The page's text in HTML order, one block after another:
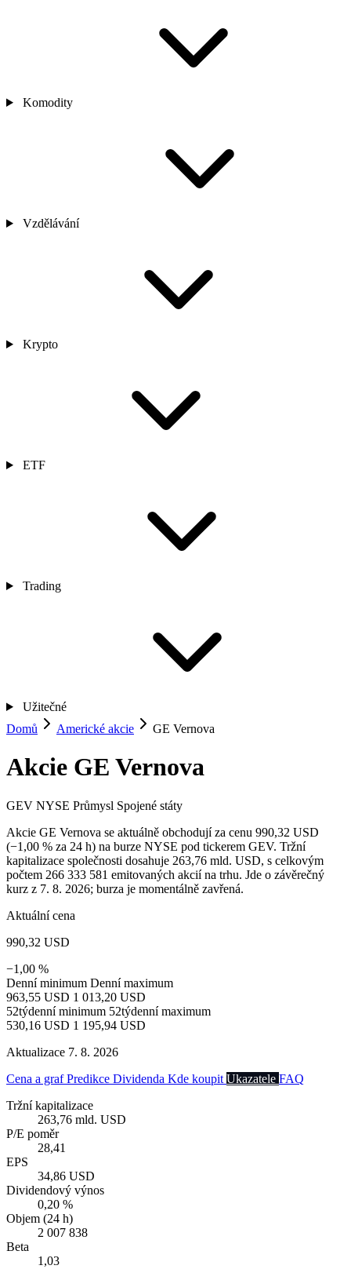
Komodity
Vzdělávání
Krypto
ETF
Trading
Užitečné
Domů
Americké akcie GE Vernova
Akcie GE Vernova
GEV NYSE Průmysl Spojené státy
Akcie GE Vernova se aktuálně obchodují za cenu 990,32 USD
(−1,00 % za 24 h) na burze NYSE pod tickerem GEV. Tržní
kapitalizace společnosti dosahuje 263,76 mld. USD, s celkovým
počtem 266 333 581 emitovaných akcií na trhu. Jde o závěrečný
kurz z 7. 8. 2026; burza je momentálně zavřená.
Aktuální cena
990,32 USD
−1,00 %
Denní minimum Denní maximum
963,55 USD 1 013,20 USD
52týdenní minimum 52týdenní maximum
530,16 USD 1 195,94 USD
Aktualizace 7. 8. 2026
Cena a grafPredikce Dividenda Kde koupit Ukazatele FAQ
Tržní kapitalizace
263,76 mld. USD
P/E poměr
28,41
EPS
34,86 USD
Dividendový výnos
0,20 %
Objem (24 h)
2 007 838
Beta
1,03